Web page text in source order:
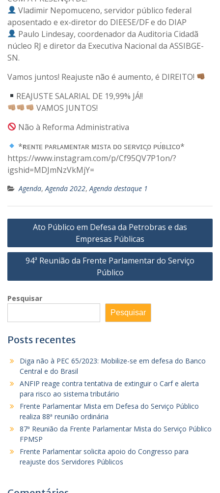
Vladimir Nepomuceno, servidor público federal
aposentado e ex-diretor do DIEESE/DF e do DIAP
Paulo Lindesay, coordenador da Auditoria Cidadã
núcleo RJ e diretor da Executiva Nacional da ASSIBGE-
SN.
Vamos juntos! Reajuste não é aumento, é DIREITO!
REAJUSTE SALARIAL DE 19,99% JÁ!!
VAMOS JUNTOS!
Não à Reforma Administrativa
*ғʀᴇɴᴛᴇ ᴘᴀʀʟᴀᴍᴇɴᴛᴀʀ ᴍɪsᴛᴀ ᴅᴏ sᴇʀᴠɪᴄ̧ᴏ ᴘᴜ́ʙʟɪᴄᴏ*
https://www.instagram.com/p/Cf95QV7P1on/?
igshid=MDJmNzVkMjY=
Agenda, Agenda 2022, Agenda destaque 1
Navegação
Post
Ato Público em Defesa da Petrobras e das
Empresas Públicas
94ª Reunião da Frente Parlamentar do Serviço
Público
Pesquisar
Pesquisar
Posts recentes
Diga não à PEC 65/2023: Mobilize-se em defesa do Banco
Central e do Brasil
ANFIP reage contra tentativa de extinguir o Carf e alerta
para risco ao sistema tributário
Frente Parlamentar Mista em Defesa do Serviço Público
realiza 88ª reunião ordinária
87ª Reunião da Frente Parlamentar Mista do Serviço Público
FPMSP
Frente Parlamentar solicita apoio do Congresso para
reajuste dos Servidores Públicos